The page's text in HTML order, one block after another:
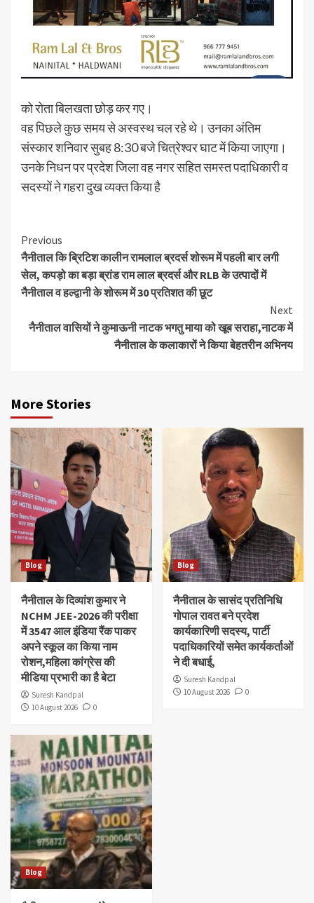
को रोता बिलखता छोड़ कर गए।
वह पिछले कुछ समय से अस्वस्थ चल रहे थे। उनका अंतिम
संस्कार शनिवार सुबह 8:30 बजे चित्रेश्वर घाट में किया जाएगा।
उनके निधन पर प्रदेश जिला वह नगर सहित समस्त पदाधिकारी व
सदस्यों ने गहरा दुख व्यक्त किया है
Continue
Reading
Previous
नैनीताल कि ब्रिटिश कालीन रामलाल ब्रदर्स शोरूम में पहली बार लगी
सेल, कपड़ो का बड़ा ब्रांड राम लाल ब्रदर्स और RLB के उत्पादों में
नैनीताल व हल्द्वानी के शोरूम में 30 प्रतिशत की छूट
Next
नैनीताल वासियों ने कुमाऊनी नाटक भगतु माया को खूब सराहा,नाटक में
नैनीताल के कलाकारों ने किया बेहतरीन अभिनय
More Stories
Blog
नैनीताल के दिव्यांश‌ कुमार ने
NCHM JEE-2026 की परीक्षा
में 3547 आल इंडिया रैंक पाकर
अपने स्कूल का किया नाम
रोशन,महिला कांग्रेस की
मीडिया प्रभारी का है बेटा
Suresh Kandpal
10 August 2026
0
Blog
नैनीताल के सासंद प्रतिनिधि
गोपाल रावत बने प्रदेश
कार्यकारिणी सदस्य, पार्टी
पदाधिकारियों समेत कार्यकर्ताओं
ने दी बधाई,
Suresh Kandpal
10 August 2026
0
Blog